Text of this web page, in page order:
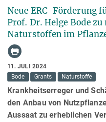
Neue ERC-Förderung
Prof. Dr. Helge Bode
Naturstoffen im
11. JULI 2024
Bode
Grants Naturstoffe
Krankheitserreger und
den Anbau von
Aussaat zu erheblichen